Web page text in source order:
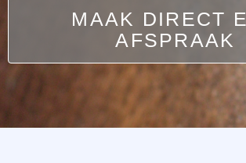
MAAK DIRECT
AFSPRAAK